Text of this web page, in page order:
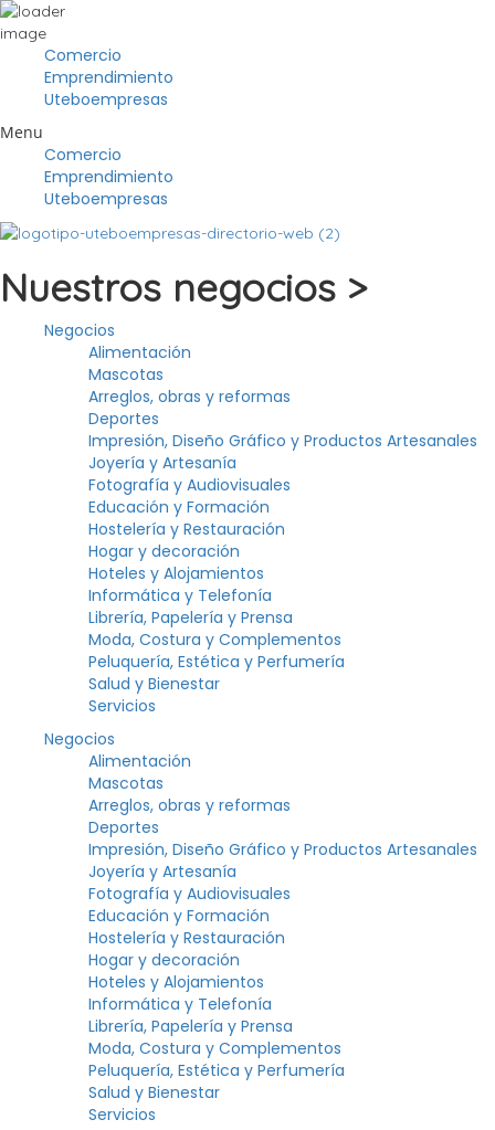
Comercio
Emprendimiento
Uteboempresas
Menu
Comercio
Emprendimiento
Uteboempresas
Nuestros negocios >
Negocios
Alimentación
Mascotas
Arreglos, obras y reformas
Deportes
Impresión, Diseño Gráfico y Productos Artesanales
Joyería y Artesanía
Fotografía y Audiovisuales
Educación y Formación
Hostelería y Restauración
Hogar y decoración
Hoteles y Alojamientos
Informática y Telefonía
Librería, Papelería y Prensa
Moda, Costura y Complementos
Peluquería, Estética y Perfumería
Salud y Bienestar
Servicios
Negocios
Alimentación
Mascotas
Arreglos, obras y reformas
Deportes
Impresión, Diseño Gráfico y Productos Artesanales
Joyería y Artesanía
Fotografía y Audiovisuales
Educación y Formación
Hostelería y Restauración
Hogar y decoración
Hoteles y Alojamientos
Informática y Telefonía
Librería, Papelería y Prensa
Moda, Costura y Complementos
Peluquería, Estética y Perfumería
Salud y Bienestar
Servicios